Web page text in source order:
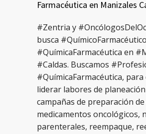
Farmacéutica en Manizales
#Zentria y
busca
#QuímicaFarmacéutica en
#Caldas. Buscamos
#QuímicaFarmacéutica,
liderar labores de
campañas de preparación
medicamentos oncológicos,
parenterales, reempaque,